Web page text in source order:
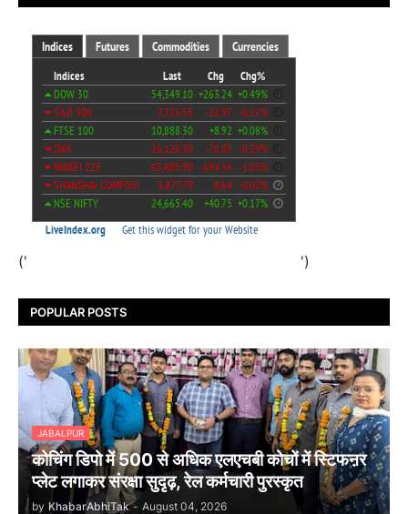
(' ')
POPULAR POSTS
JABALPUR
कोचिंग डिपो में 500 से अधिक एलएचबी कोचों में स्टिफऩर
प्लेट लगाकर संरक्षा सुदृढ़, रेल कर्मचारी पुरस्कृत
by KhabarAbhiTak - August 04, 2026